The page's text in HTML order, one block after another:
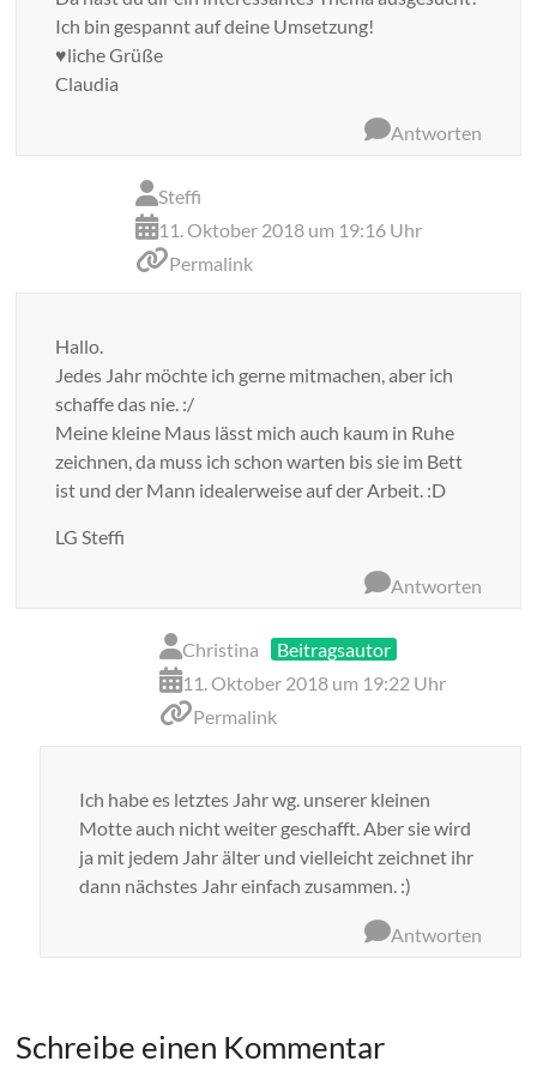
Ich bin gespannt auf deine Umsetzung!
♥liche Grüße
Claudia
Antworten
Steffi
11. Oktober 2018 um 19:16 Uhr
Permalink
Hallo.
Jedes Jahr möchte ich gerne mitmachen, aber ich
schaffe das nie. :/
Meine kleine Maus lässt mich auch kaum in Ruhe
zeichnen, da muss ich schon warten bis sie im Bett
ist und der Mann idealerweise auf der Arbeit. :D
LG Steffi
Antworten
Christina
Beitragsautor
11. Oktober 2018 um 19:22 Uhr
Permalink
Ich habe es letztes Jahr wg. unserer kleinen
Motte auch nicht weiter geschafft. Aber sie wird
ja mit jedem Jahr älter und vielleicht zeichnet ihr
dann nächstes Jahr einfach zusammen. :)
Antworten
Schreibe einen Kommentar